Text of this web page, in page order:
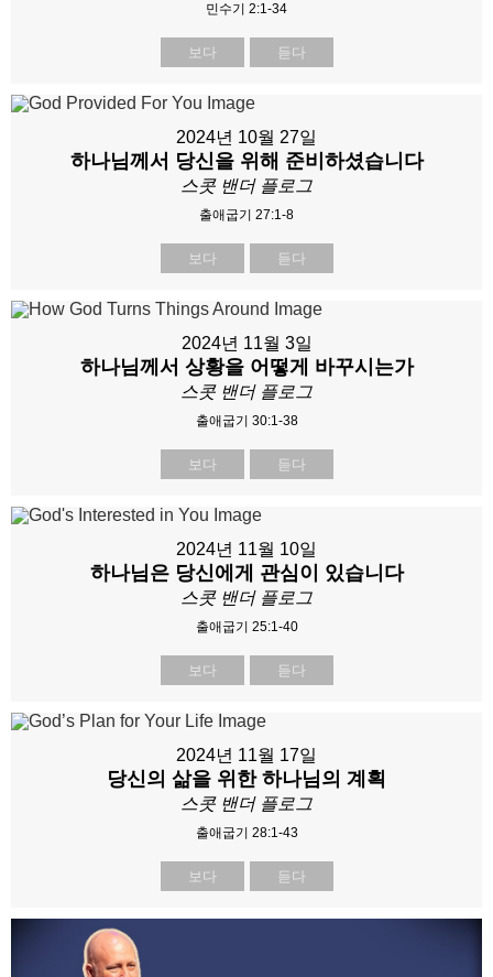
민수기 2:1-34
보다 듣다
2024년 10월 27일
하나님께서 당신을 위해 준비하셨습니다
스콧 밴더 플로그
출애굽기 27:1-8
보다 듣다
2024년 11월 3일
하나님께서 상황을 어떻게 바꾸시는가
스콧 밴더 플로그
출애굽기 30:1-38
보다 듣다
2024년 11월 10일
하나님은 당신에게 관심이 있습니다
스콧 밴더 플로그
출애굽기 25:1-40
보다 듣다
2024년 11월 17일
당신의 삶을 위한 하나님의 계획
스콧 밴더 플로그
출애굽기 28:1-43
보다 듣다